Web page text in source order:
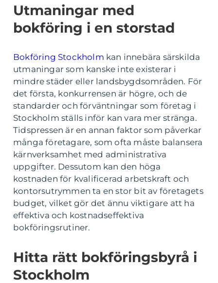
Utmaningar med
bokföring i en storstad
Bokföring Stockholm kan innebära särskilda
utmaningar som kanske inte existerar i
mindre städer eller landsbygdsområden. För
det första, konkurrensen är högre, och de
standarder och förväntningar som företag i
Stockholm ställs inför kan vara mer stränga.
Tidspressen är en annan faktor som påverkar
många företagare, som ofta måste balansera
kärnverksamhet med administrativa
uppgifter. Dessutom kan den höga
kostnaden för kvalificerad arbetskraft och
kontorsutrymmen ta en stor bit av företagets
budget, vilket gör det ännu viktigare att ha
effektiva och kostnadseffektiva
bokföringsrutiner.
Hitta rätt bokföringsbyrå i
Stockholm